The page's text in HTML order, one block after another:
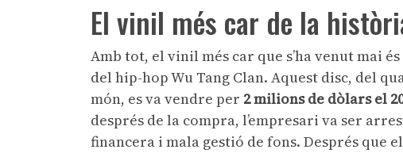
El vinil més car de la
Amb tot, el vinil més car que s’ha venut mai és
del hip-hop Wu Tang Clan. Aquest disc, del
món, es va vendre per 2 milions de dòlars el
després de la compra, l’empresari va ser
financera i mala gestió de fons. Després que